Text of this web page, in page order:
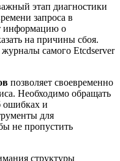
этап диагностики
запроса в
информацию о
на причины сбоя.
самого Etcdserver
позволяет своевременно
Необходимо обращать
ошибках и
для
не пропустить
структуры